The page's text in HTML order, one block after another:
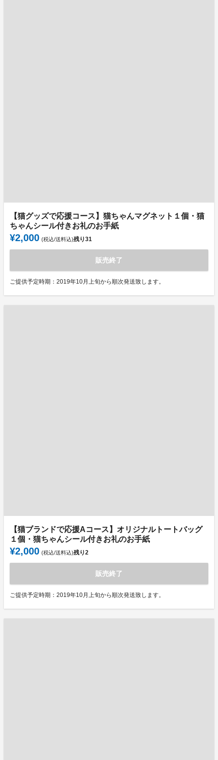
【猫グッズで応援コース】猫ちゃんマグネット１個・猫
ちゃんシール付きお礼のお手紙
¥2,000 (税込/送料込)残り31
販売終了
ご提供予定時期：2019年10月上旬から順次発送致します。
【猫ブランドで応援Aコース】オリジナルトートバッグ
１個・猫ちゃんシール付きお礼のお手紙
¥2,000 (税込/送料込)残り2
販売終了
ご提供予定時期：2019年10月上旬から順次発送致します。